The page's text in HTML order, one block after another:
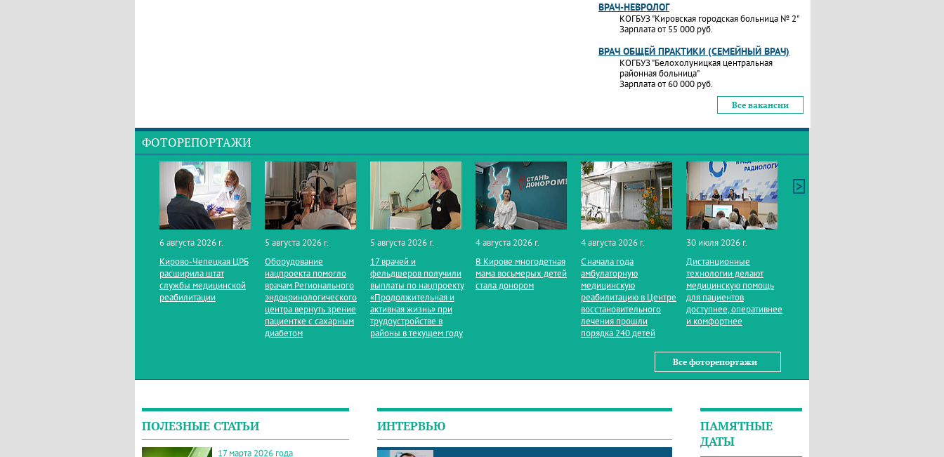
ВРАЧ-НЕВРОЛОГ
КОГБУЗ "Кировская городская больница № 2"
Зарплата от 55 000 руб.
ВРАЧ ОБЩЕЙ ПРАКТИКИ (СЕМЕЙНЫЙ ВРАЧ)
КОГБУЗ "Белохолуницкая центральная
районная больница"
Зарплата от 60 000 руб.
Все вакансии
ФОТОРЕПОРТАЖИ
6 августа 2026 г.
Кирово‑Чепецкая ЦРБ
расширила штат
службы медицинской
реабилитации
5 августа 2026 г.
Оборудование
нацпроекта помогло
врачам Регионального
эндокринологического
центра вернуть зрение
пациентке с сахарным
диабетом
5 августа 2026 г.
17 врачей и
фельдшеров получили
выплаты по нацпроекту
«Продолжительная и
активная жизнь» при
трудоустройстве в
районы в текущем году
4 августа 2026 г.
В Кирове многодетная
мама восьмерых детей
стала донором
4 августа 2026 г.
С начала года
амбулаторную
медицинскую
реабилитацию в Центре
восстановительного
лечения прошли
порядка 240 детей
30 июля 2026 г.
Дистанционные
технологии делают
медицинскую помощь
для пациентов
доступнее, оперативнее
и комфортнее
Все фоторепортажи
ПОЛЕЗНЫЕ СТАТЬИ
17 марта 2026 года
ИНТЕРВЬЮ
ПАМЯТНЫЕ
ДАТЫ